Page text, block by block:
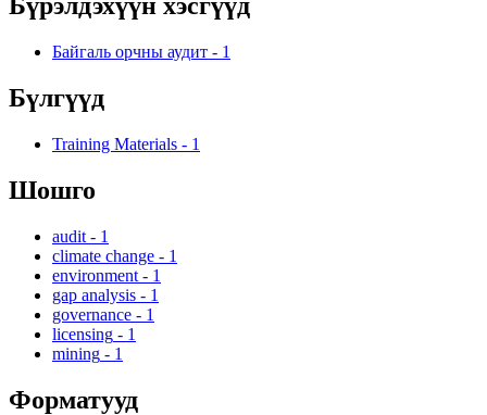
Бүрэлдэхүүн хэсгүүд
Байгаль орчны аудит - 1
Бүлгүүд
Training Materials - 1
Шошго
audit - 1
climate change - 1
environment - 1
gap analysis - 1
governance - 1
licensing - 1
mining - 1
Форматууд